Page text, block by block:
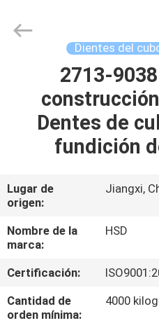
HOGAR
PRODUCTOS
NOSOTROS
VIAJE
DE
LA
FÁBRICA
Machinery
Spare
Dientes del
2713-
Dentes de
fundición
Lugar de
origen:
Jiangxi,
Nombre de la
marca:
HSD
Certificación:
Cantidad de
orden mínima:
4000